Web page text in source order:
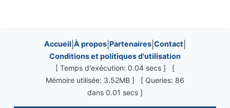
Site information, links, etc.
Accueil À propos Partenaires Contact
Conditions et politiques d'utilisation
[ Temps d'exécution: 0.04 secs ] [
Mémoire utilisée: 3.52MB ] [ Queries: 86
dans 0.01 secs ]